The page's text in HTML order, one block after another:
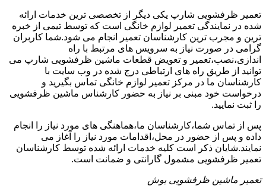
تعمیر ظرفشویی شارپ یکی دیگر از تخصصی ترین خدمات ارائه
شده در نمایندگی تعمیر لوازم خانگی است که توسط تیمی از خبره
ترین و مجرب ترین کارشناسان تعمیر انجام می شود.شما کاربران
گرامی در صورت نیاز به سرویس های مرتبط با راه
اندازی،نصب،تعمیر و تعویض قطعات ماشین ظرفشویی شارپ می
توانید از طریق راه های ارتباطی درج شده در وب سایت با
کارشناسان ما در مرکز تعمیر لوازم خانگی تماس بگیرید و
درخواست خود مبنی بر نیاز به حضور کارشناس ماشین ظرفشویی
را ثبت نمایید.
پس از تماس شما،کارشناسان ما،هماهنگی های مورد نیاز را انجام
داده و پس از حضور در محل،اقدامات مورد نیاز را آغاز می
نمایند.شایان ذکر است کلیه خدمات ارائه شده توسط کارشناسان
تعمیر ظرفشویی مشمول گارانتی و ضمانت است.
تعمیر ماشین ظرفشویی بوش